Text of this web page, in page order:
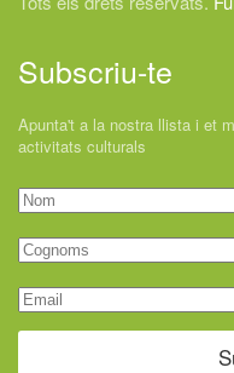
Subscriu-te
Apunta't a la nostra llista i et
activitats culturals